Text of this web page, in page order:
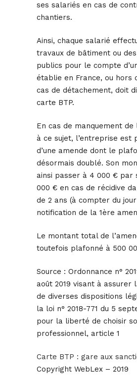
ses salariés en cas de
chantiers.
Ainsi, chaque salarié
travaux de bâtiment ou
publics pour le compte
établie en France, ou hors
cas de détachement, doit
carte BTP.
En cas de manquement de
à ce sujet, l’entreprise est
d’une amende dont le
désormais doublé. Son
ainsi passer à 4 000 € par
000 € en cas de récidive
de 2 ans (à compter du
notification de la 1ère
Le montant total de
toutefois plafonné à 500
Source : Ordonnance n°
août 2019 visant à assurer
de diverses dispositions
la loi n° 2018-771 du 5
pour la liberté de choisir
professionnel, article 1
Carte BTP : gare aux
Copyright WebLex – 2019